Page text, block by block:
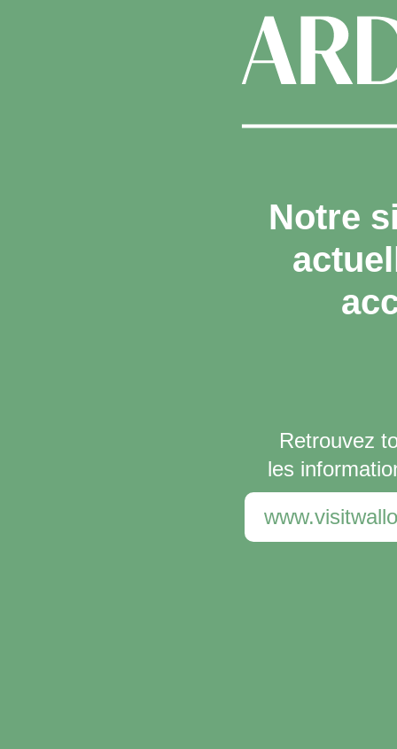
Notre
Retrouvez
les